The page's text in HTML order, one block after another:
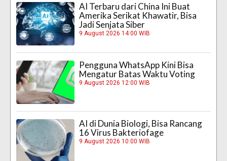
AI Terbaru dari China Ini Buat
Amerika Serikat Khawatir, Bisa
Jadi Senjata Siber
9 August 2026 14:00 WIB
Pengguna WhatsApp Kini Bisa
Mengatur Batas Waktu Voting
9 August 2026 12:00 WIB
AI di Dunia Biologi, Bisa Rancang
16 Virus Bakteriofage
9 August 2026 10:00 WIB